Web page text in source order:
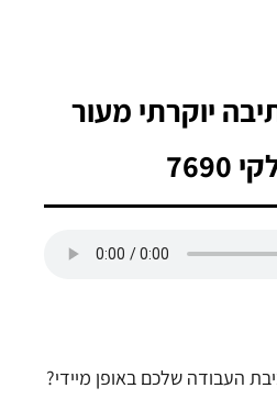
יוקרתי מעור
העבודה שלכם באופן מיידי?